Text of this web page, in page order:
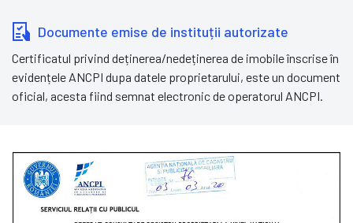
Documente emise de instituții autorizate
Certificatul privind deținerea/nedeținerea de imobile înscrise în
evidențele ANCPI dupa datele proprietarului, este un document
oficial, acesta fiind semnat electronic de operatorul ANCPI.